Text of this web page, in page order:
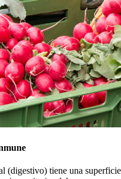
(digestivo) tiene una